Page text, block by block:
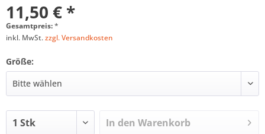
11,50 € *
Gesamtpreis:*
inkl. MwSt.zzgl. Versandkosten
Größe:
In den Warenkorb